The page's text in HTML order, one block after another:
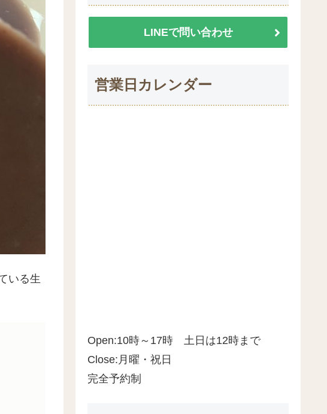
いる生
LINEで問い合わせ
営業日カレンダー
Open:10時～17時 土日は12時まで
Close:月曜・祝日
完全予約制